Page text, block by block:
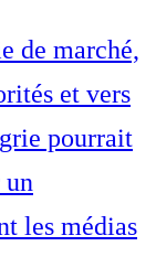
de marché,
et vers
pourrait
un
les médias